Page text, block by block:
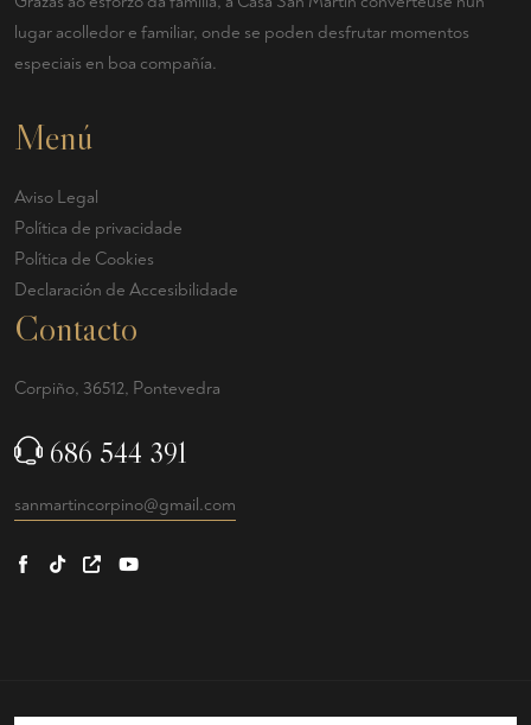
lugar acolledor e familiar, onde se poden desfrutar momentos
especiais en boa compañía.
Menú
Aviso Legal
Política de privacidade
Política de Cookies
Declaración de Accesibilidade
Contacto
Corpiño, 36512, Pontevedra
686 544 391
sanmartincorpino@gmail.com